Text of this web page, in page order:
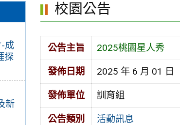
成
探
新
校園公告
公告主旨 2025桃園星人秀
發佈日期 2025 年 6 月 01 日
發佈單位 訓育組
公告類別 活動訊息